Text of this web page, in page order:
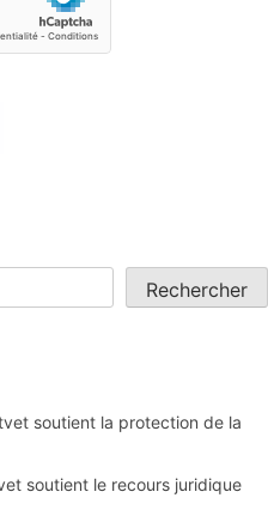
Rechercher
soutient la protection de la
soutient le recours juridique